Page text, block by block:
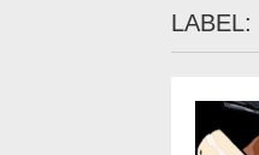
LABEL: